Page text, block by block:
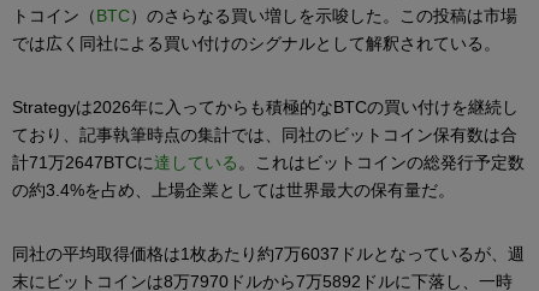
トコイン（BTC）のさらなる買い増しを示唆した。この投稿は市場
では広く同社による買い付けのシグナルとして解釈されている。
Strategyは2026年に入ってからも積極的なBTCの買い付けを継続し
ており、記事執筆時点の集計では、同社のビットコイン保有数は合
計71万2647BTCに達している。これはビットコインの総発行予定数
の約3.4%を占め、上場企業としては世界最大の保有量だ。
同社の平均取得価格は1枚あたり約7万6037ドルとなっているが、週
末にビットコインは8万7970ドルから7万5892ドルに下落し、一時